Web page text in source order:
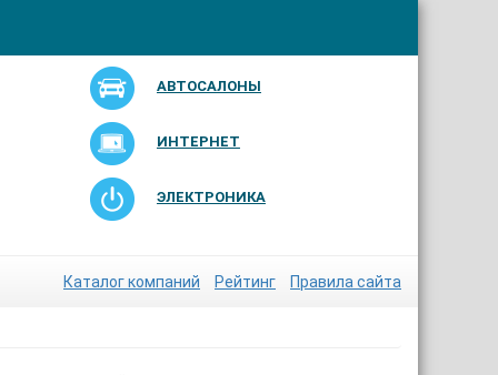
АВТОСАЛОНЫ
ИНТЕРНЕТ
ЭЛЕКТРОНИКА
Каталог компаний Рейтинг Правила сайта